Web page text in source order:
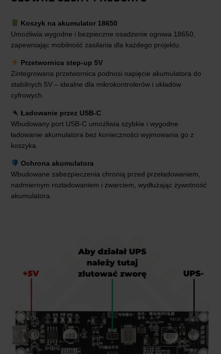
Koszyk na akumulator 18650
Umożliwia wygodne i bezpieczne osadzenie ogniwa 18650,
zapewniając mobilność zasilania dla każdego projektu.
Przetwornica step-up 5V
Zintegrowana przetwornica podnosi napięcie akumulatora do
stabilnych 5V – idealne dla mikrokontrolerów i układów
cyfrowych.
Ładowanie przez USB-C
Wbudowany port USB-C umożliwia szybkie i wygodne
ładowanie akumulatora bez konieczności wyjmowania go z
koszyka.
Ochrona akumulatora
Wbudowane zabezpieczenia chronią przed przeładowaniem,
nadmiernym rozładowaniem i zwarciem, wydłużając żywotność
akumulatora.